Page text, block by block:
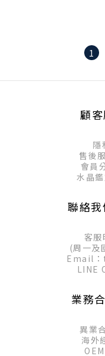
1
顧
售後
會員
水晶
聯絡
客
(周一及
Email
LINE
業務
異業
海